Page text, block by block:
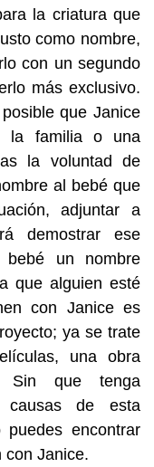
la criatura que
como nombre,
con un segundo
más exclusivo.
que Janice
la familia o una
la voluntad de
al bebé que
adjuntar a
demostrar ese
un nombre
que alguien esté
con Janice es
ya se trate
una obra
Sin que tenga
causas de esta
encontrar
con Janice.